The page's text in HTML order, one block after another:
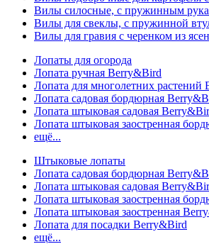
Вилы силосные, с пружинным
Вилы для свеклы, с пружинной
Вилы для гравия с черенком из
Лопаты для огорода
Лопата ручная Berry&Bird
Лопата для многолетних растений
Лопата садовая бордюрная
Лопата штыковая садовая
Лопата штыковая заостренная
ещё...
Штыковые лопаты
Лопата садовая бордюрная
Лопата штыковая садовая
Лопата штыковая заостренная
Лопата штыковая заостренная
Лопата для посадки Berry&Bird
ещё...